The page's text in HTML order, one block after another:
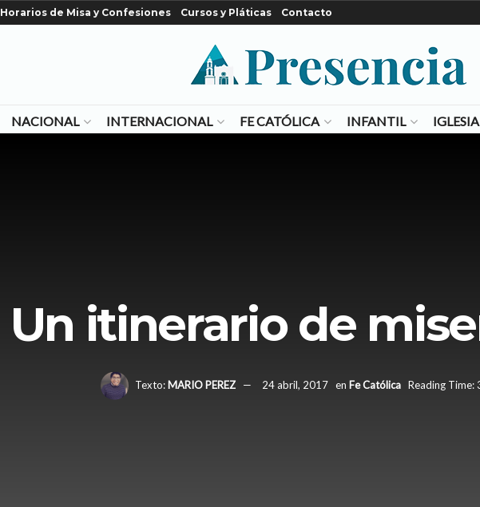
Horarios de Misa y Confesiones Cursos y Pláticas Contacto
NACIONAL INTERNACIONAL FE CATÓLICA INFANTIL
Un itinerario de
Texto:MARIO PEREZ 24 abril, 2017 en Fe Católica Reading Time: